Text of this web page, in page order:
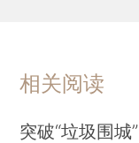
相关阅读
突破“垃圾围城”